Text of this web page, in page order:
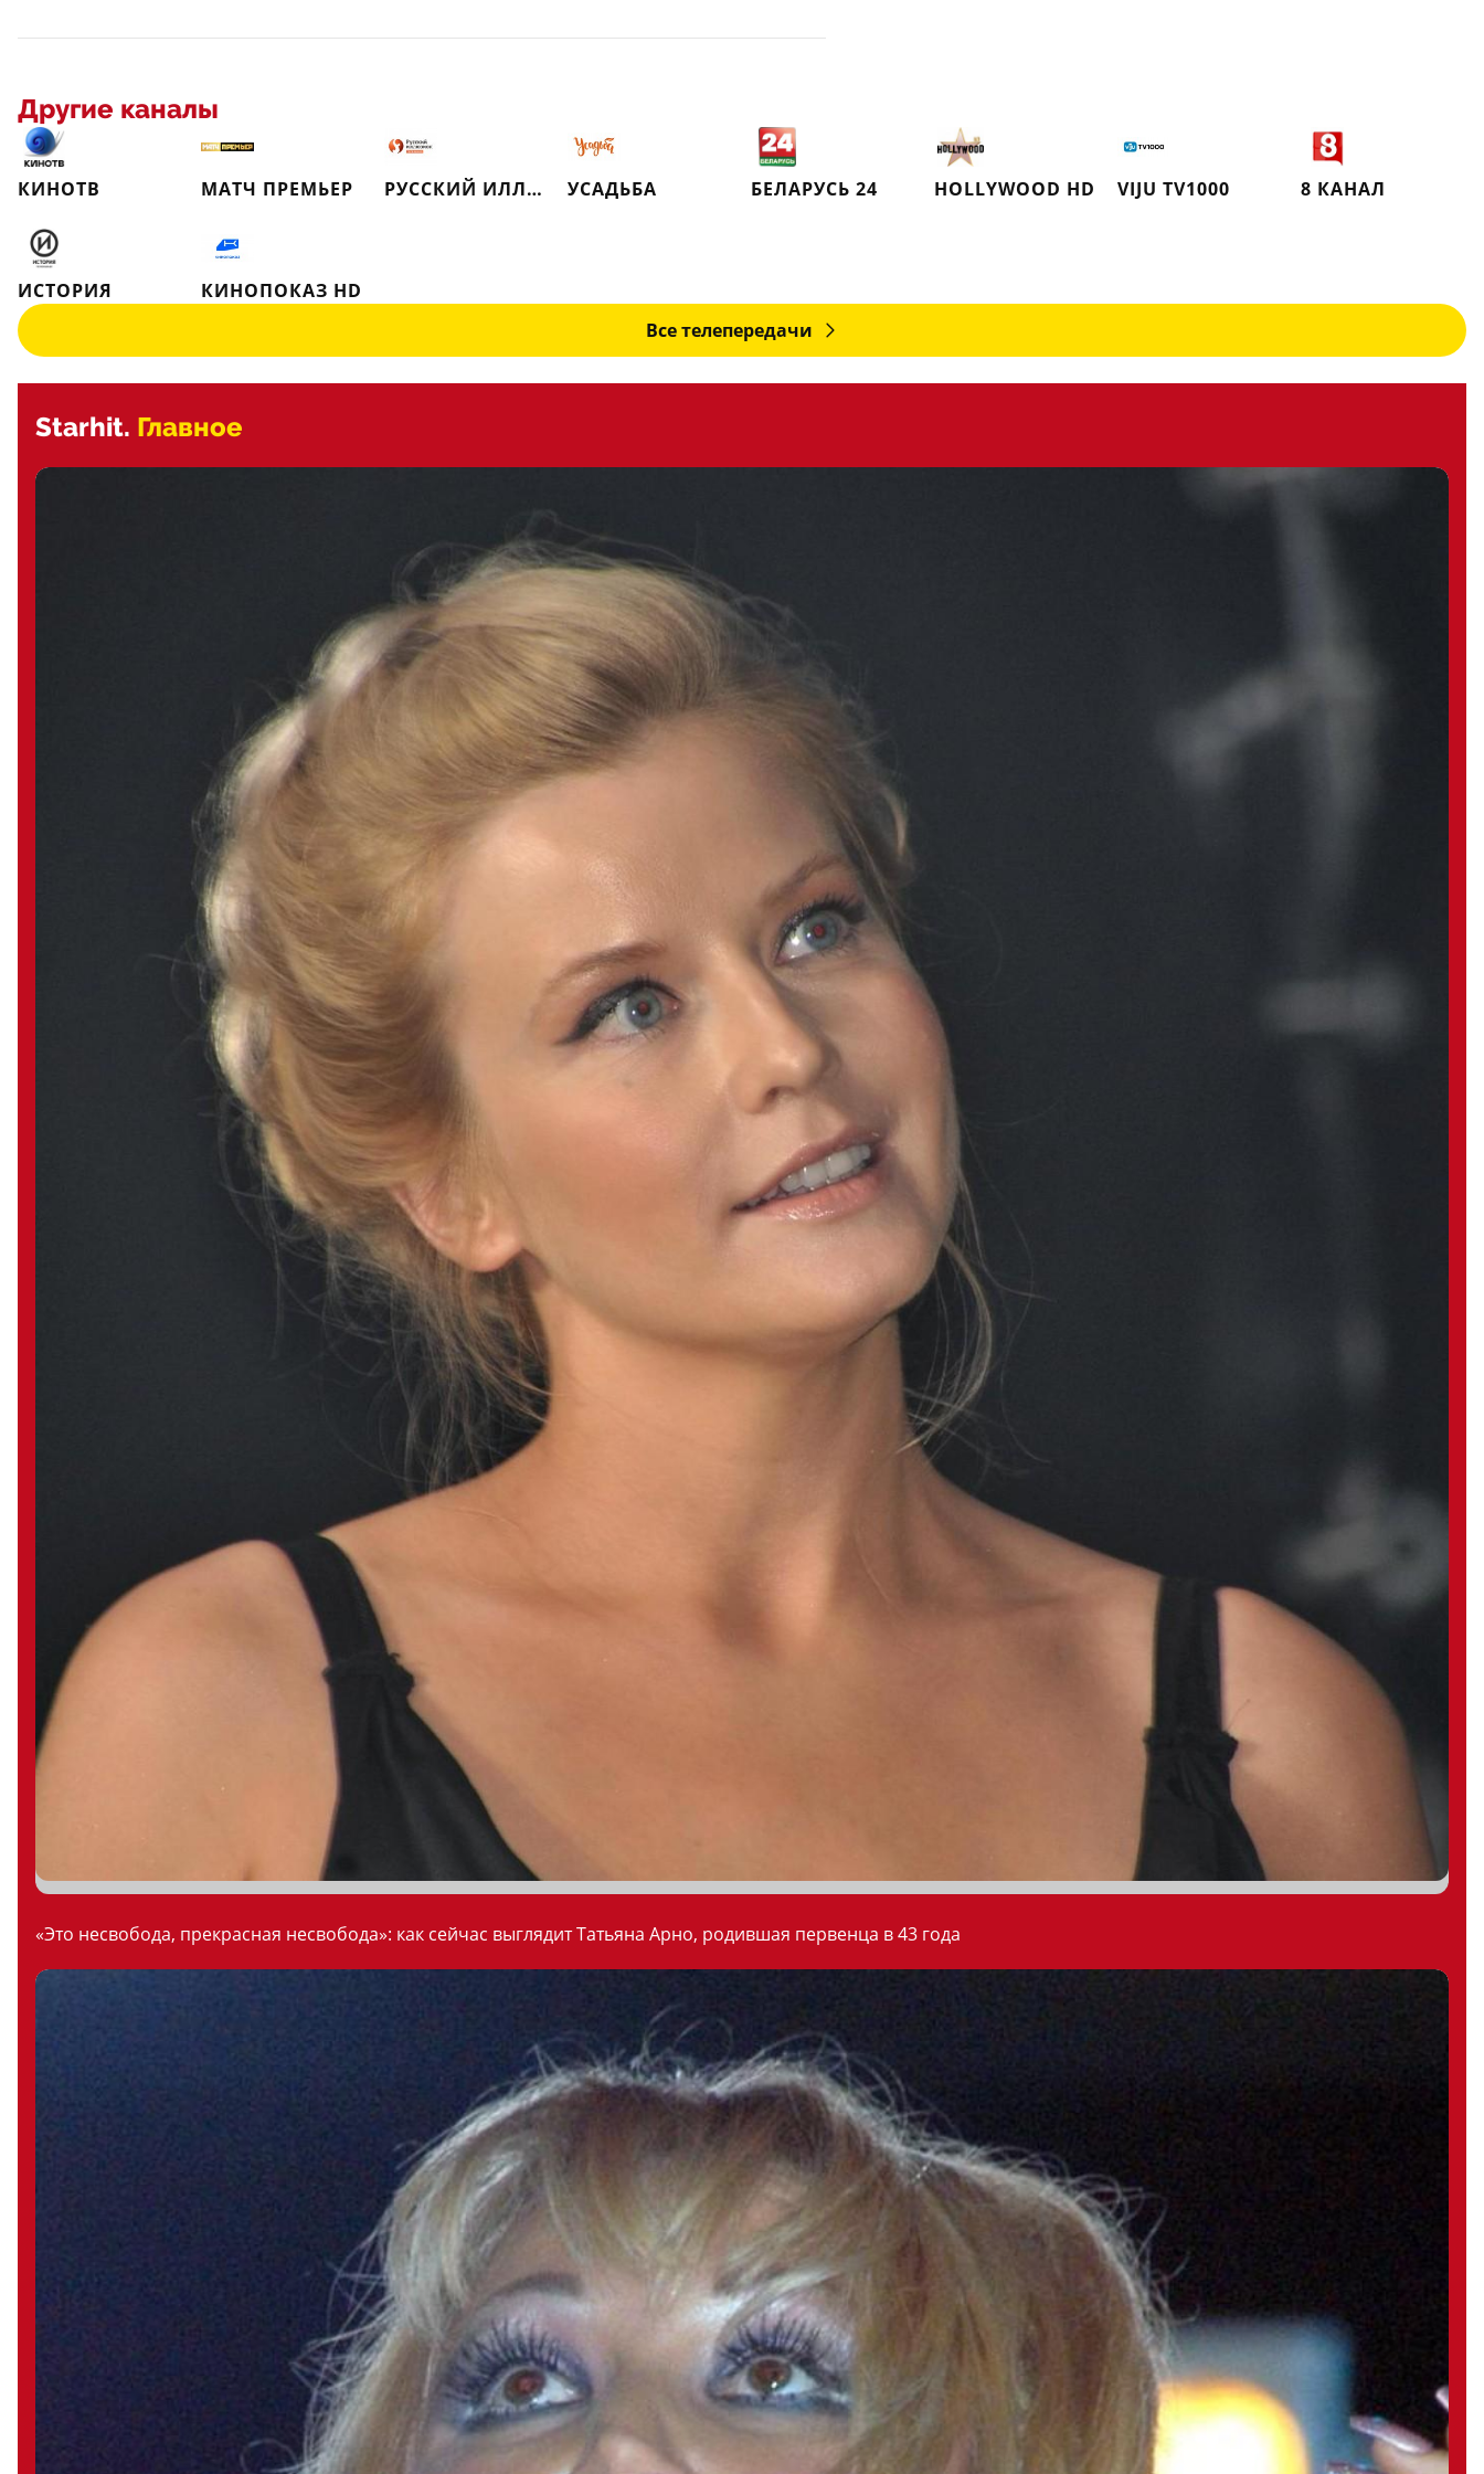
Другие каналы
КИНОТВ МАТЧ ПРЕМЬЕР РУССКИЙ ИЛЛЮЗИОН УСАДЬБА БЕЛАРУСЬ 24 HOLLYWOOD HD VIJU TV1000 8 КАНАЛ
ИСТОРИЯ
КИНОПОКАЗ HD
Все телепередачи
Starhit. Главное
«Это несвобода, прекрасная несвобода»: как сейчас выглядит Татьяна Арно, родившая первенца в 43 года